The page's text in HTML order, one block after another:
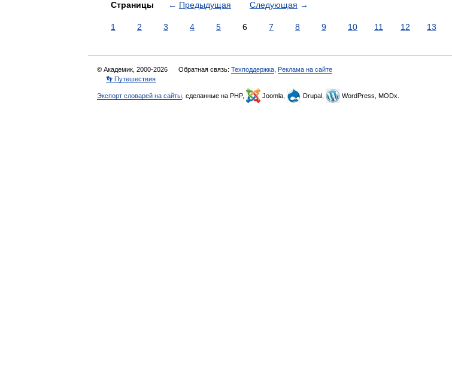
Страницы ← Предыдущая Следующая →
1 2 3 4 5 6 7 8 9 10 11 12 13
© Академик, 2000-2026 Обратная связь: Техподдержка Реклама на сайте
👣 Путешествия
Экспорт словарей на сайты , сделанные на PHP, Joomla, Drupal, WordPress, MODx.